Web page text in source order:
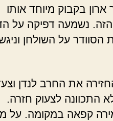
בקבוק מיוחד אותו
הזה. נשמעה דפיקה על
על השולחן
את החרב לנדן
התכוונה לצעוק חזרה.
קפאה במקומה. על